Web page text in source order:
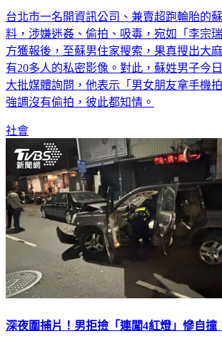
台北市一名開資訊公司、兼賣超跑輪胎的
料，涉嫌迷姦、偷拍、吸毒，宛如「李宗
方獲報後，至蘇男住家搜索，果真搜出大
有20多人的私密影像。對此，蘇姓男子今
大批媒體詢問，他表示「男女朋友拿手機
強調沒有偷拍，彼此都知情。
社會
深夜圍捕片！男拒撿「連闖4紅燈」慘自